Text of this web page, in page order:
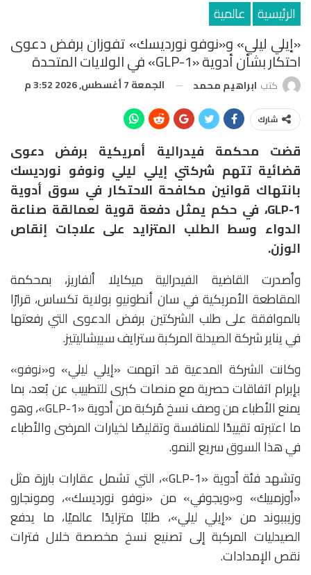
الرئيسية عالمية
«إيلي ليلي» و«نوفو نورديسك» تفوزان برفض دعوى
احتكار بشأن أدوية «GLP-1» في الولايات المتحدة
كتب ابراهيم محمد الجمعة 7 أغسطس, 2026 3:52 م
شارك
قضت محكمة فيدرالية أمريكية برفض دعوى
قضائية تتهم شركتي إيلي ليلي ونوفو نورديسك
بانتهاك قوانين مكافحة الاحتكار في سوق أدوية
GLP-1، في حكم يمثل دفعة قوية لعمالقة صناعة
الدواء وسط الطلب المتزايد على علاجات إنقاص
الوزن.
وأصدرت القاضية الفيدرالية ميكايلا ألفاريز، بمحكمة
المقاطعة الأمريكية في سان أنطونيو بولاية تكساس، قرارًا
بالموافقة على طلب الشركتين برفض الدعوى التي رفعتها
في يناير شركة الصيدلة المركبةسترايف سبيشاليتيز.
وكانت الشركة المدعية قد اتهمت «إيلي ليلي» و«نوفو»
بإبرام اتفاقات حصرية مع منصات كبرى للتطبيب عن بُعد، بما
يمنع الأطباء من وصف نسخ مُركبة من أدوية «GLP-1»، وهو
ما اعتبرته تقييدًا للمنافسة وتقليصًا لخيارات المرضى والأطباء
في هذا السوق سريع النمو.
وتشهد فئة أدوية «GLP-1»، التي تشمل عقارات بارزة مثل
«أوزمبيك» و«ويجوفي» من «نوفو نورديسك»، ومونجارو
وزيببوند من «إيلي ليلي»، طلبًا متزايدًا عالميًا، ما يدفع
الصيدليات المركبة إلى تصنيع نسخ مخصصة خلال فترات
نقص الإمدادات.